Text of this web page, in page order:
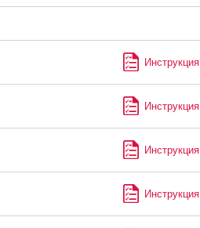
Инструкция
Инструкция
Инструкция
Инструкция